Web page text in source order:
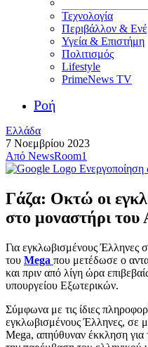
Τεχνολογία
Περιβάλλον &
Υγεία & Επιστήμη
Πολιτισμός
Lifestyle
PrimeNews TV
Ροή
Ελλάδα
7 Νοεμβρίου 2023
Από NewsRoom1
Γάζα: Οκτώ οι
στο μοναστήρι του
Για εγκλωβισμένους Έλληνες
του Mega που μετέδωσε ο
και πριν από λίγη ώρα
υπουργείου Εξωτερικών.
Σύμφωνα με τις ίδιες
εγκλωβισμένους Έλληνες, σε
Mega, απηύθυναν έκκληση για